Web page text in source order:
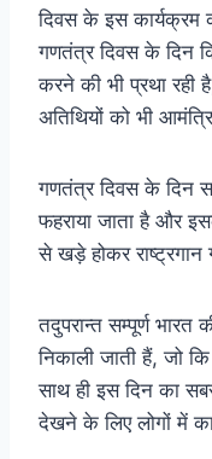
दिवस के इस कार्यक्रम
गणतंत्र दिवस के दिन
करने की भी प्रथा
अतिथियों को भी
गणतंत्र दिवस के दिन
फहराया जाता है और
से खड़े होकर राष्ट्रगान
तदुपरान्त सम्पूर्ण
निकाली जाती हैं, जो
साथ ही इस दिन का
देखने के लिए लोगों में